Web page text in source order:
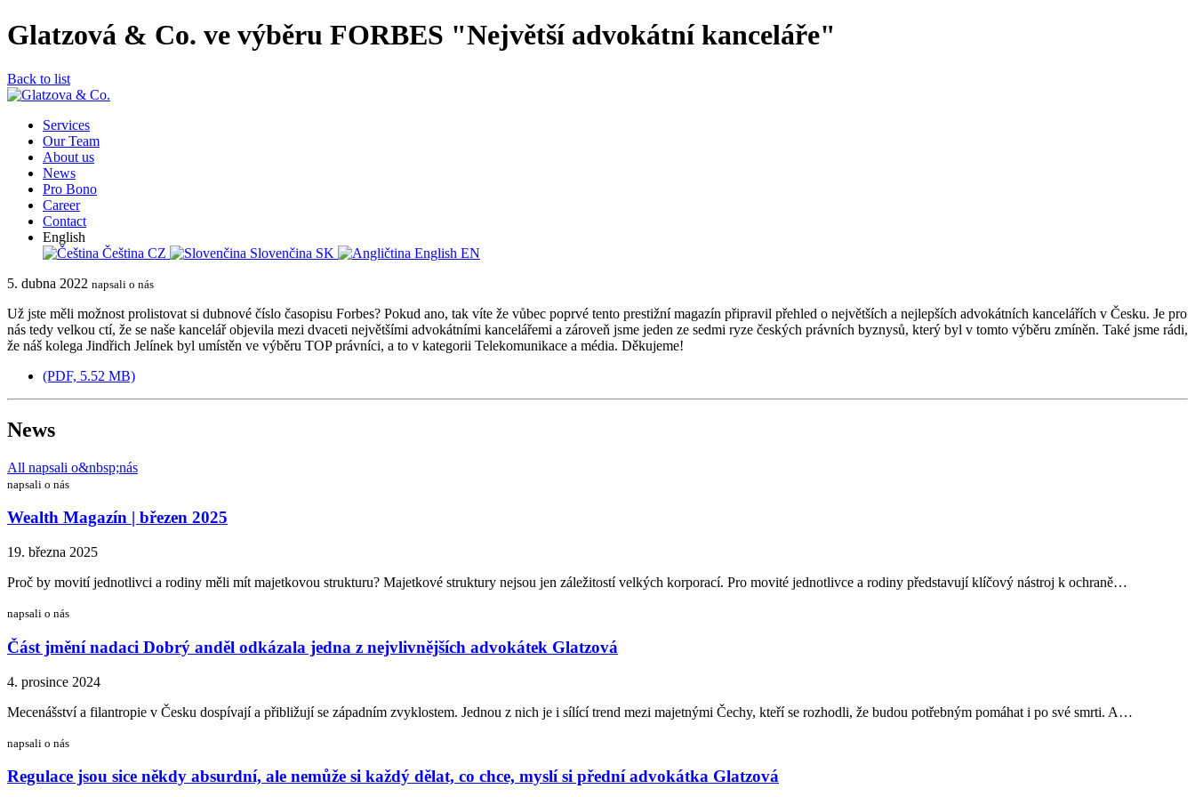
Glatzová & Co. ve výběru FORBES "Největší advokátní kanceláře"
Back to list
Services
Our Team
About us
News
Pro Bono
Career
Contact
English
Čeština CZ Slovenčina SK English EN
5. dubna 2022 napsali o nás
Už jste měli možnost prolistovat si dubnové číslo časopisu Forbes? Pokud ano, tak víte že vůbec poprvé tento prestižní magazín připravil přehled o největších a nejlepších advokátních kancelářích v Česku. Je pro
nás tedy velkou ctí, že se naše kancelář objevila mezi dvaceti největšími advokátními kancelářemi a zároveň jsme jeden ze sedmi ryze českých právních byznysů, který byl v tomto výběru zmíněn. Také jsme rádi,
že náš kolega Jindřich Jelínek byl umístěn ve výběru TOP právníci, a to v kategorii Telekomunikace a média. Děkujeme!
(PDF, 5.52 MB)
News
All napsali o&nbsp;nás
napsali o nás
Wealth Magazín | březen 2025
19. března 2025
Proč by movití jednotlivci a rodiny měli mít majetkovou strukturu? Majetkové struktury nejsou jen záležitostí velkých korporací. Pro movité jednotlivce a rodiny představují klíčový nástroj k ochraně…
napsali o nás
Část jmění nadaci Dobrý anděl odkázala jedna z nejvlivnějších advokátek Glatzová
4. prosince 2024
Mecenášství a filantropie v Česku dospívají a přibližují se západním zvyklostem. Jednou z nich je i sílící trend mezi majetnými Čechy, kteří se rozhodli, že budou potřebným pomáhat i po své smrti. A…
napsali o nás
Regulace jsou sice někdy absurdní, ale nemůže si každý dělat, co chce, myslí si přední advokátka Glatzová